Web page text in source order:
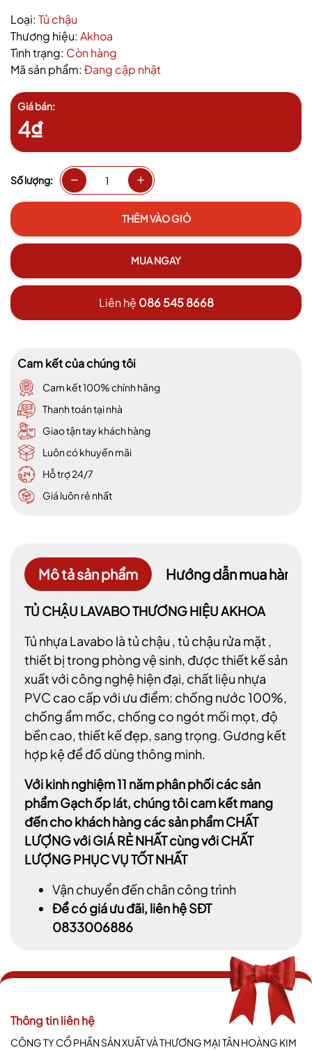
Loại: Tủ chậu
Thương hiệu: Akhoa
Tình trạng: Còn hàng
Mã sản phẩm: Đang cập nhật
Giá bán:
4₫
Số lượng:
THÊM VÀO GIỎ
MUA NGAY
Liên hệ 086 545 8668
Cam kết của chúng tôi
Cam kết 100% chính hãng
Thanh toán tại nhà
Giao tận tay khách hàng
Luôn có khuyến mãi
Hỗ trợ 24/7
Giá luôn rẻ nhất
Mô tả sản phẩm Hướng dẫn mua hàng
TỦ CHẬU LAVABO THƯƠNG HIỆU AKHOA
Tủ nhựa Lavabo là tủ chậu , tủ chậu rửa mặt ,
thiết bị trong phòng vệ sinh, được thiết kế sản
xuất với công nghệ hiện đại, chất liệu nhựa
PVC cao cấp với ưu điểm: chống nước 100%,
chống ẩm mốc, chống co ngót mối mọt, độ
bền cao, thiết kế đẹp, sang trọng. Gương kết
hợp kệ để đồ dùng thông minh.
Với kinh nghiệm 11 năm phân phối các sản
phẩm Gạch ốp lát, chúng tôi cam kết mang
đến cho khách hàng các sản phẩm CHẤT
LƯỢNG với GIÁ RẺ NHẤT cùng với CHẤT
LƯỢNG PHỤC VỤ TỐT NHẤT
Vận chuyển đến chân công trình
Để có giá ưu đãi, liên hệ SĐT
0833006886
Thông tin liên hệ
CÔNG TY CỔ PHẦN SẢN XUẤT VÀ THƯƠNG MẠI TÂN HOÀNG KIM